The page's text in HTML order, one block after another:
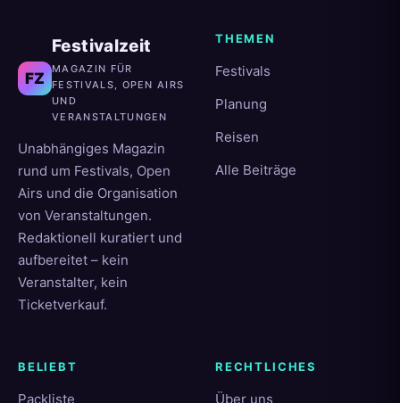
FZ
Festivalzeit
MAGAZIN FÜR
FESTIVALS, OPEN AIRS
UND
VERANSTALTUNGEN
Unabhängiges Magazin
rund um Festivals, Open
Airs und die Organisation
von Veranstaltungen.
Redaktionell kuratiert und
aufbereitet – kein
Veranstalter, kein
Ticketverkauf.
THEMEN
Festivals
Planung
Reisen
Alle Beiträge
BELIEBT
Packliste
RECHTLICHES
Über uns